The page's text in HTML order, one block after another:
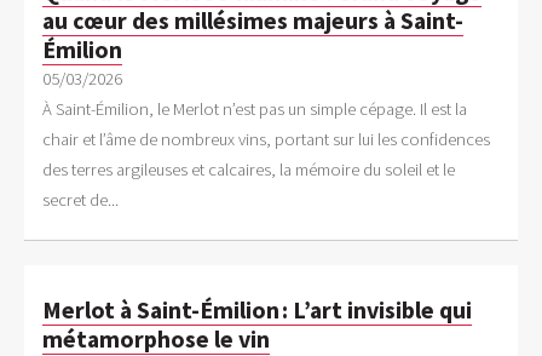
au cœur des millésimes majeurs à Saint-
Émilion
05/03/2026
À Saint-Émilion, le Merlot n’est pas un simple cépage. Il est la
chair et l’âme de nombreux vins, portant sur lui les confidences
des terres argileuses et calcaires, la mémoire du soleil et le
secret de...
Merlot à Saint-Émilion : L’art invisible qui
métamorphose le vin